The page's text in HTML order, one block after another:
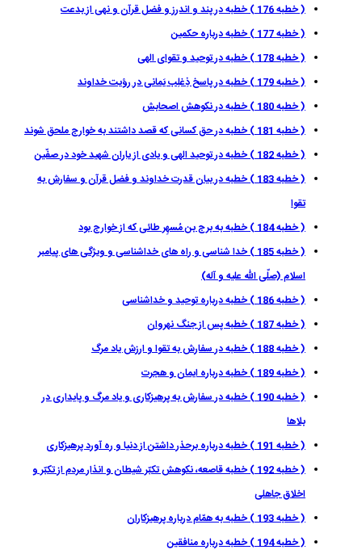
( خطبه 176 ) خطبه در پند و اندرز و فضل قرآن و نهى از بدعت
( خطبه 177 ) خطبه درباره حكمين
( خطبه 178 ) خطبه در توحيد و تقواى الهى
( خطبه 179 ) خطبه در پاسخ ذِغلِب يَمانى در رؤيت خداوند
( خطبه 180 ) خطبه در نكوهش اصحابش
( خطبه 181 ) خطبه در حق كسانى كه قصد داشتند به خوارج ملحق شوند
( خطبه 182 ) خطبه در توحيد الهى و يادى از ياران شهيد خود در صفّين
( خطبه 183 ) خطبه در بيان قدرت خداوند و فضل قرآن و سفارش به
تقوا
( خطبه 184 ) خطبه به برج بن مُسهِر طائى كه از خوارج بود
( خطبه 185 ) خدا شناسى و راه هاى خداشناسى و ويژگى هاى پيامبر
اسلام (صلّى اللّه عليه و آله)
( خطبه 186 ) خطبه درباره توحيد و خداشناسى
( خطبه 187 ) خطبه پس از جنگ نهروان
( خطبه 188 ) خطبه در سفارش به تقوا و ارزش ياد مرگ
( خطبه 189 ) خطبه درباره ايمان و هجرت
( خطبه 190 ) خطبه در سفارش به پرهیزکاری و یاد مرگ و پایداری در
بلاها
( خطبه 191 ) خطبه درباره برحذر داشتن از دنیا و ره آورد پرهیزکاری
( خطبه 192 ) خطبه قاصعه، نکوهش تکبّر شیطان و انذار مردم از تکبّر و
اخلاق جاهلی
( خطبه 193 ) خطبه به همّام درباره پرهيزكاران
( خطبه 194 ) خطبه درباره منافقين